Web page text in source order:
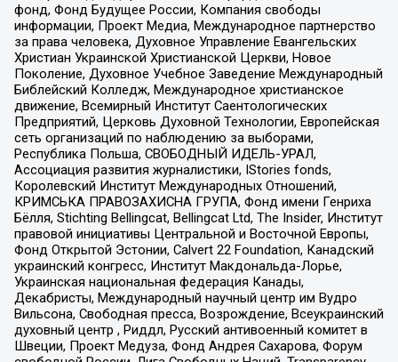
фонд, Фонд Будущее России, Компания свободы
информации, Проект Медиа, Международное партнерство
за права человека, Духовное Управление Евангельских
Христиан Украинской Христианской Церкви, Новое
Поколение, Духовное Учебное Заведение Международный
Библейский Колледж, Международное христианское
движение, Всемирный Институт Саентологических
Предприятий, Церковь Духовной Технологии, Европейская
сеть организаций по наблюдению за выборами,
Республика Польша, СВОБОДНЫЙ ИДЕЛЬ-УРАЛ,
Ассоциация развития журналистики, IStories fonds,
Королевский Институт Международных Отношений,
КРИМСЬКА ПРАВОЗАХИСНА ГРУПА, Фонд имени Генриха
Бёлля, Stichting Bellingcat, Bellingcat Ltd, The Insider, Институт
правовой инициативы Центральной и Восточной Европы,
Фонд Открытой Эстонии, Calvert 22 Foundation, Канадский
украинский конгресс, Институт Макдональда-Лорье,
Украинская национальная федерация Канады,
Декабристы, Международный научный центр им Вудро
Вильсона, Свободная пресса, Возрождение, Всеукраинский
духовный центр , Риддл, Русский антивоенный комитет в
Швеции, Проект Медуза, Фонд Андрея Сахарова, Форум